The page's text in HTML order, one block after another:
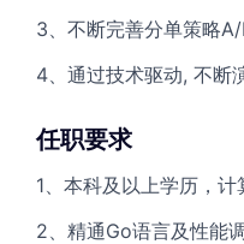
3、不断完善分单策略
4、通过技术驱动, 不断
任职要求
1、本科及以上学历，
2、精通Go语言及性能